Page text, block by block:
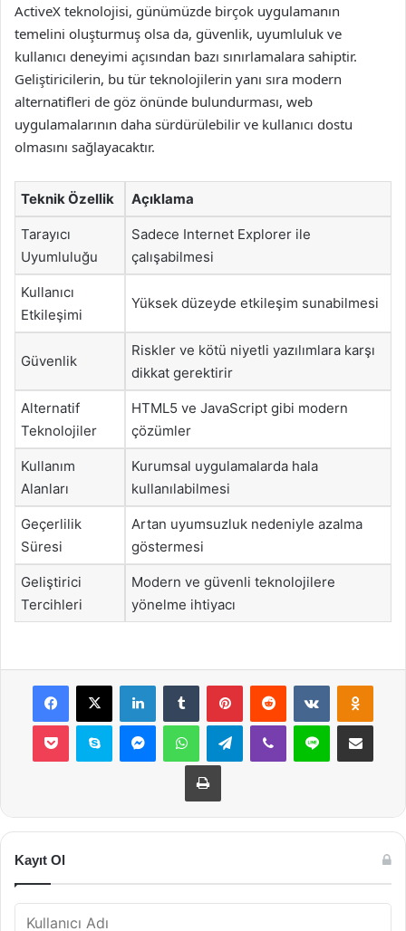
ActiveX teknolojisi, günümüzde birçok uygulamanın
temelini oluşturmuş olsa da, güvenlik, uyumluluk ve
kullanıcı deneyimi açısından bazı sınırlamalara sahiptir.
Geliştiricilerin, bu tür teknolojilerin yanı sıra modern
alternatifleri de göz önünde bulundurması, web
uygulamalarının daha sürdürülebilir ve kullanıcı dostu
olmasını sağlayacaktır.
Teknik Özellik Açıklama
Tarayıcı
Uyumluluğu
Sadece Internet Explorer ile
çalışabilmesi
Kullanıcı
Etkileşimi
Yüksek düzeyde etkileşim sunabilmesi
Güvenlik
Riskler ve kötü niyetli yazılımlara karşı
dikkat gerektirir
Alternatif
Teknolojiler
HTML5 ve JavaScript gibi modern
çözümler
Kullanım
Alanları
Kurumsal uygulamalarda hala
kullanılabilmesi
Geçerlilik
Süresi
Artan uyumsuzluk nedeniyle azalma
göstermesi
Geliştirici
Tercihleri
Modern ve güvenli teknolojilere
yönelme ihtiyacı
Facebook
X LinkedInTumblr PinterestReddit VKontakte
Pocket Skype MessengerWhatsAppTelegramViber Line E-Posta ile
Yazdır
Kayıt Ol